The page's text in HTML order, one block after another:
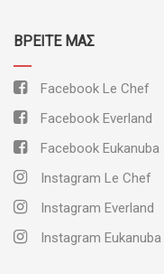
ΒΡΕΊΤΕ ΜΑΣ
Facebook Le Chef
Facebook Everland
Facebook Eukanuba
Instagram Le Chef
Instagram Everland
Instagram Eukanuba